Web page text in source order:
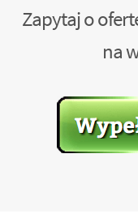
Zapytaj o
na